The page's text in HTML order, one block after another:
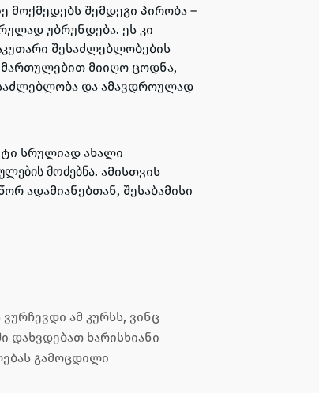
შემდეგი პირობა –
უბრუნდება. ეს კი
შესაძლებლობების
მიიღო ცოდნა,
და ამავდროულად
სრულიად ახალი
მოძებნა. ამისთვის
ადამიანებთან, შესაბამისი
ამ კურსს, ვინც
დახვდებათ ხარისხიანი
გამოცდილი